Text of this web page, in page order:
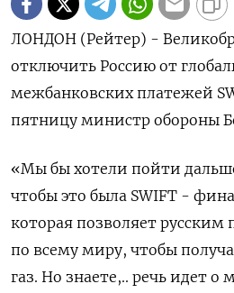
ЛОНДОН (Рейтер) -
отключить Россию от
межбанковских платежей
пятницу министр обороны
«Мы бы хотели пойти
чтобы это была SWIFT -
которая позволяет русским
по всему миру, чтобы
газ. Но знаете,.. речь идет